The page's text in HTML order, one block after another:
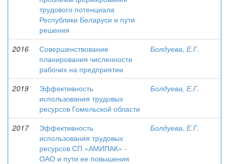
трудового потенциала
Республики Беларуси и пути
решения
2016
Совершенствование
планирования численности
рабочих на предприятии
Болдуева, Е.Г.
2019
Эффективность
использования трудовых
ресурсов Гомельской области
Болдуева, Е.Г.
2017
Эффективность
использования трудовых
ресурсов СП «АМИПАК» -
ОАО и пути ее повышения
Болдуева, Е.Г.